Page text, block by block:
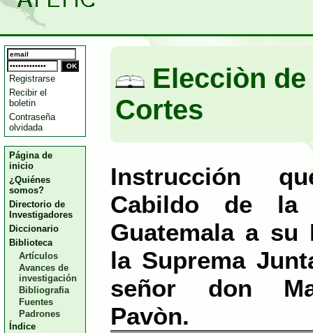
Registrarse
Recibir el
boletin
Contraseña
olvidada
Página de
inicio
¿Quiénes
somos?
Directorio de
Investigadores
Diccionario
Biblioteca
Artículos
Avances de
investigación
Bibliografia
Fuentes
Padrones
Índice
Elecciòn
Cortes
Instrucción
Cabildo de la
Guatemala a su
la Suprema
señor don
Pavòn.